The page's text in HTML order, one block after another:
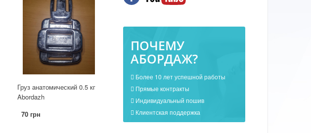
Груз анатомический 0.5 кг
Abordazh
70 грн
ПОЧЕМУ
АБОРДАЖ?
Более 10 лет успешной работы
Прямые контракты
Индивидуальный пошив
Клиентская поддержка